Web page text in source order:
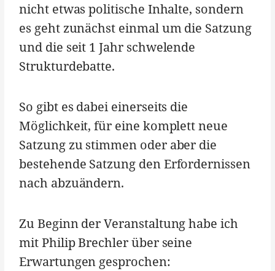
nicht etwas politische Inhalte, sondern
es geht zunächst einmal um die Satzung
und die seit 1 Jahr schwelende
Strukturdebatte.
So gibt es dabei einerseits die
Möglichkeit, für eine komplett neue
Satzung zu stimmen oder aber die
bestehende Satzung den Erfordernissen
nach abzuändern.
Zu Beginn der Veranstaltung habe ich
mit Philip Brechler über seine
Erwartungen gesprochen: